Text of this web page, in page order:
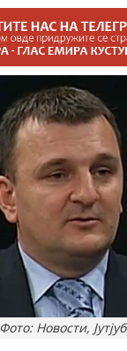
Фото: Новости, Јутјуб